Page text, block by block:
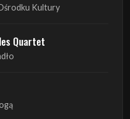
Kultury
Quartet